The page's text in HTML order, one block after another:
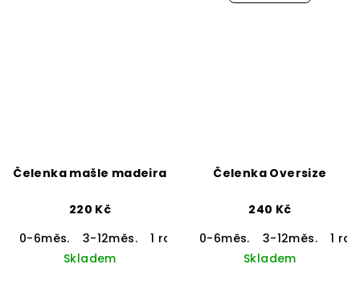
Čelenka mašle madeira
220 Kč
0-6měs.
3-12měs.
1 rok a více
Skladem
Čelenka Oversize
240 Kč
0-6měs.
3-12měs.
1
Skladem